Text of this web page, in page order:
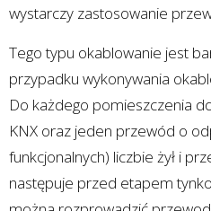
wystarczy zastosowanie
Tego typu okablowanie jest
przypadku wykonywania
Do każdego pomieszczenia
KNX oraz jeden przewód o
funkcjonalnych) liczbie żył i
następuje przed etapem